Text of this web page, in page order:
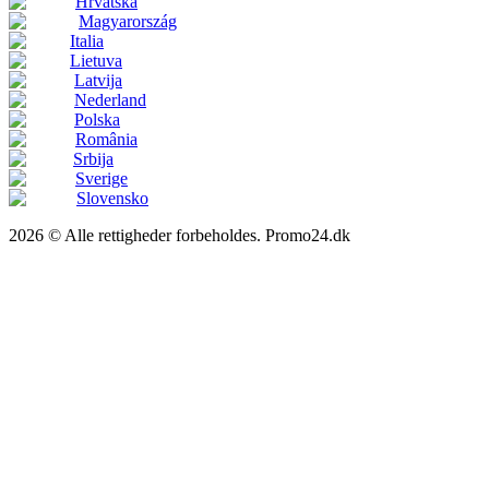
Magyarország
Italia
Lietuva
Latvija
Nederland
Polska
România
Srbija
Sverige
Slovensko
2026 © Alle rettigheder forbeholdes. Promo24.dk